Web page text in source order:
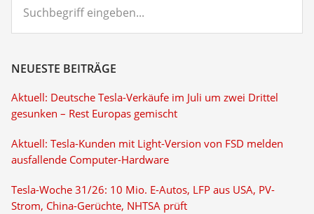
eingeben...
NEUESTE BEITRÄGE
Aktuell: Deutsche Tesla-Verkäufe im Juli um zwei Drittel
gesunken – Rest Europas gemischt
Aktuell: Tesla-Kunden mit Light-Version von FSD melden
ausfallende Computer-Hardware
Tesla-Woche 31/26: 10 Mio. E-Autos, LFP aus USA, PV-
Strom, China-Gerüchte, NHTSA prüft